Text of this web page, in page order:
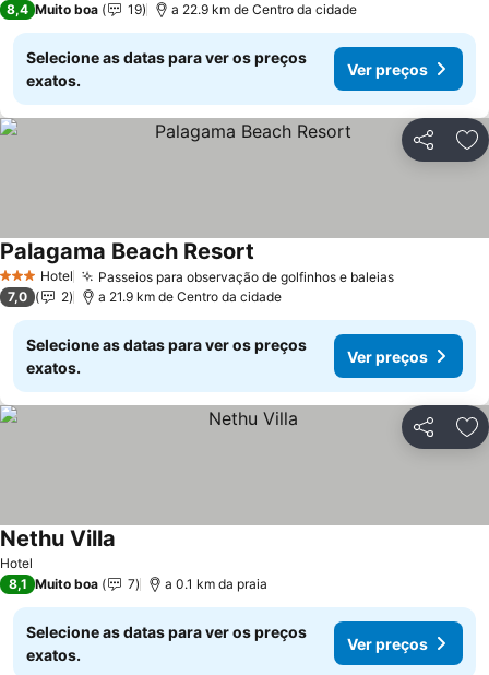
8,4 Muito boa 19 a 22.9 km de Centro da cidade
Selecione as datas para ver os preços
exatos.
Ver preços
Partilhar
3 EstrelasHotel Passeios para observação de golfinhos e baleiasVer preços
Palagama Beach Resort
7,0 2 a 21.9 km de Centro da cidade
Selecione as datas para ver os preços
exatos.
Ver preços
Partilhar
Hotel
Nethu Villa
8,1 Muito boa 7 a 0.1 km da praia
Selecione as datas para ver os preços
exatos.
Ver preços